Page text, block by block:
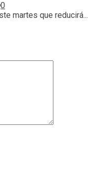
0
martes que reducirá...